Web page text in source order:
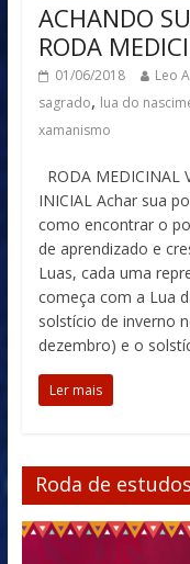
ACHANDO
RODA
01/06/2018 Leo
sagrado, lua do
xamanismo
RODA MEDICINAL
INICIAL Achar sua
como encontrar o
de aprendizado e
Luas, cada uma
começa com a Lua
solstício de inverno
dezembro) e o
Ler mais
Roda de estudos